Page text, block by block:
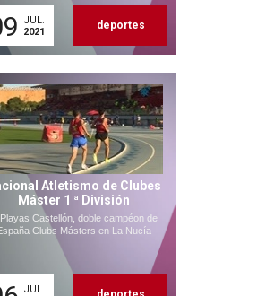
JUL.
2021
deportes
Atletismo de Clubes
Máster 1 ª División
Castellón, doble campéon de
Clubs Másters en La Nucía
JUL.